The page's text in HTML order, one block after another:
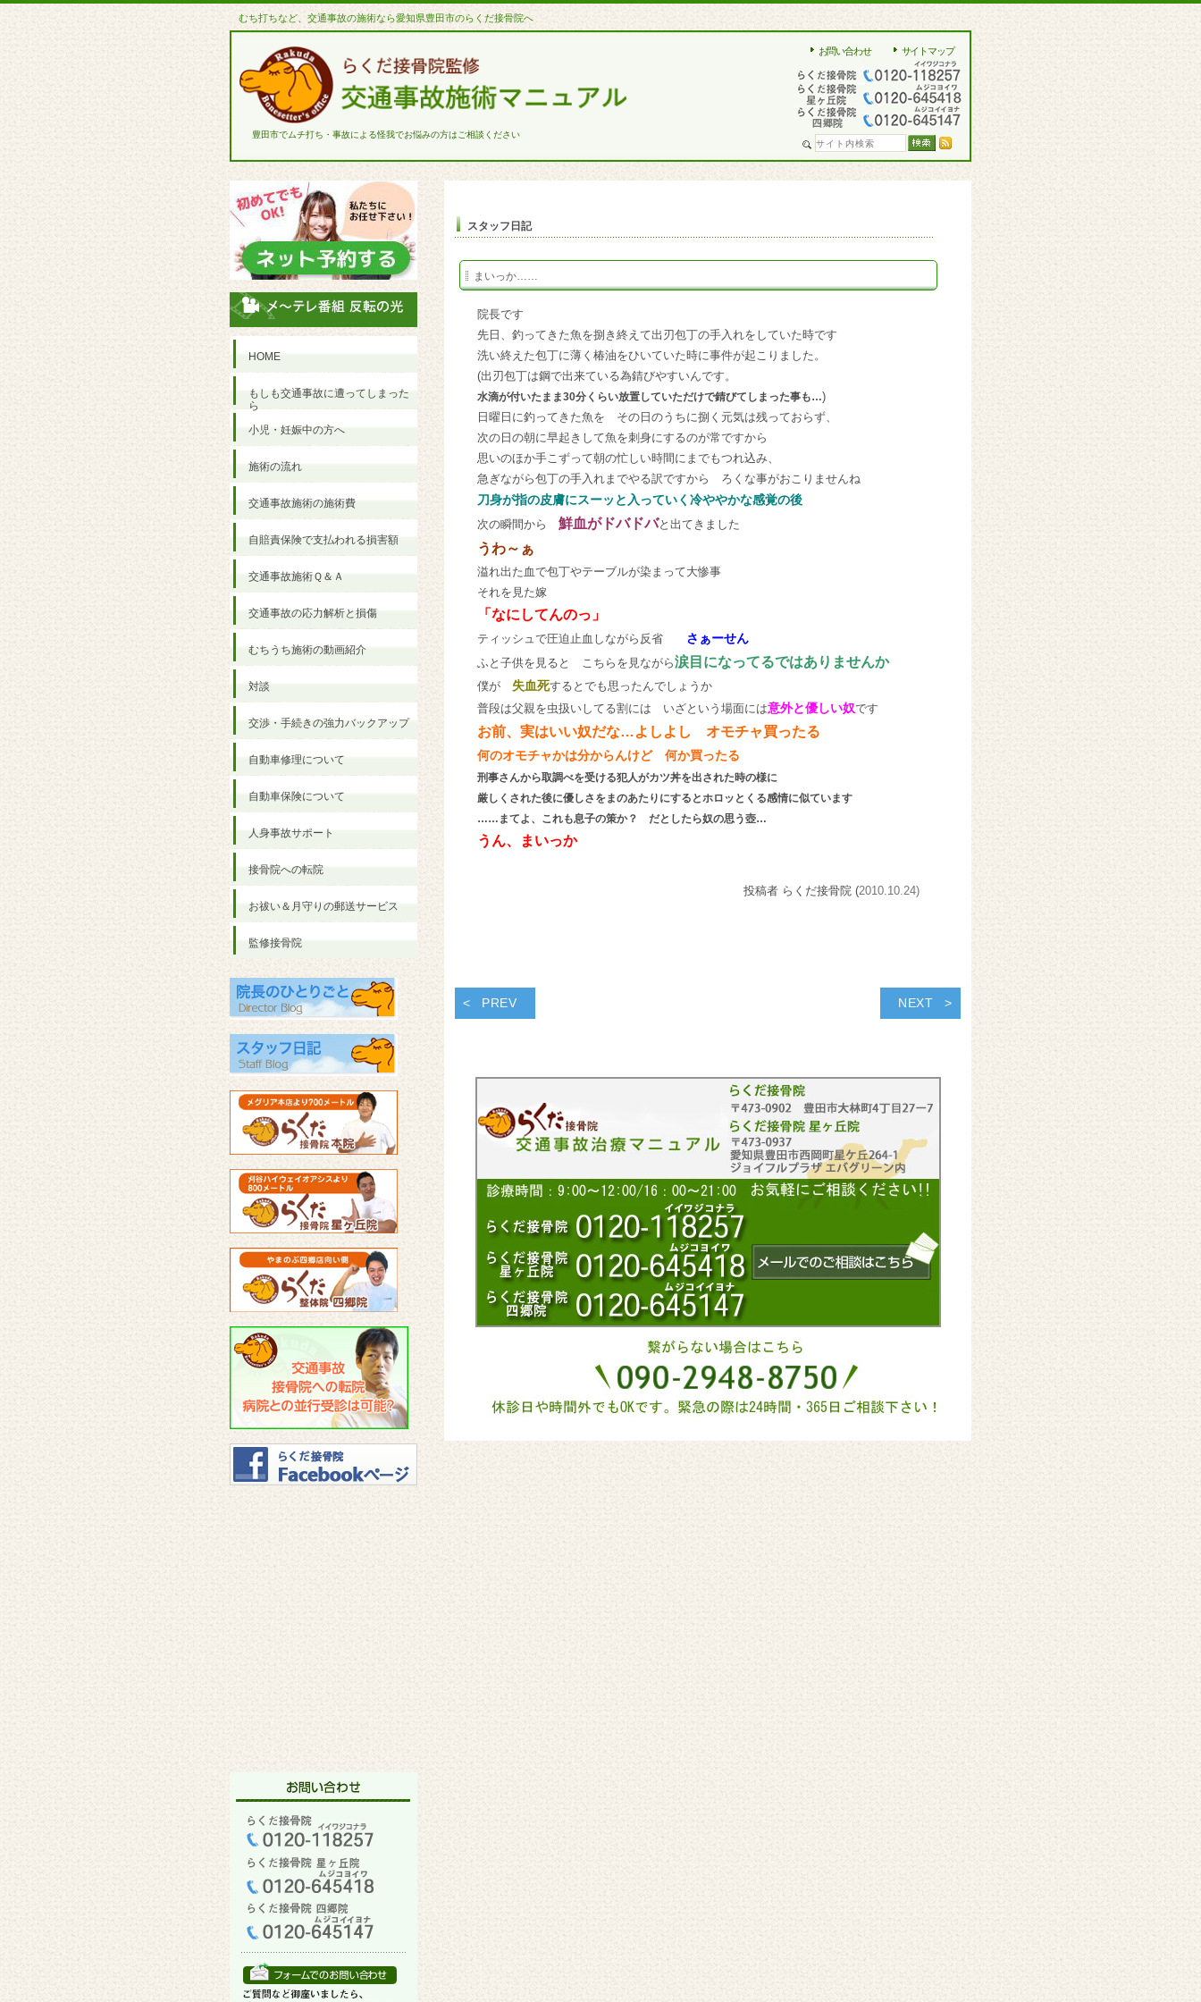
むち打ちなど、交通事故の施術なら愛知県豊田市のらくだ接骨院へ
豊田市でムチ打ち・事故による怪我でお悩みの方はご相談ください
お問い合わせ サイトマップ
スタッフ日記
まいっか……
院長です
先日、釣ってきた魚を捌き終えて出刃包丁の手入れをしていた時です
洗い終えた包丁に薄く椿油をひいていた時に事件が起こりました。
(出刃包丁は鋼で出来ている為錆びやすいんです。
水滴が付いたまま30分くらい放置していただけで錆びてしまった事も…)
日曜日に釣ってきた魚を その日のうちに捌く元気は残っておらず、
次の日の朝に早起きして魚を刺身にするのが常ですから
思いのほか手こずって朝の忙しい時間にまでもつれ込み、
急ぎながら包丁の手入れまでやる訳ですから ろくな事がおこりませんね
刀身が指の皮膚にスーッと入っていく冷ややかな感覚の後
次の瞬間から 鮮血がドバドバと出てきました
うわ～ぁ
溢れ出た血で包丁やテーブルが染まって大惨事
それを見た嫁
「なにしてんのっ」
ティッシュで圧迫止血しながら反省 さぁーせん
ふと子供を見ると こちらを見ながら涙目になってるではありませんか
僕が 失血死するとでも思ったんでしょうか
普段は父親を虫扱いしてる割には いざという場面には意外と優しい奴です
お前、実はいい奴だな…よしよし オモチャ買ったる
何のオモチャかは分からんけど 何か買ったる
刑事さんから取調べを受ける犯人がカツ丼を出された時の様に
厳しくされた後に優しさをまのあたりにするとホロッとくる感情に似ています
……まてよ、これも息子の策か？ だとしたら奴の思う壺…
うん、まいっか
投稿者 らくだ接骨院 (2010.10.24)
PREV NEXT
HOME
もしも交通事故に遭ってしまった
ら
小児・妊娠中の方へ
施術の流れ
交通事故施術の施術費
自賠責保険で支払われる損害額
交通事故施術Ｑ＆Ａ
交通事故の応力解析と損傷
むちうち施術の動画紹介
対談
交渉・手続きの強力バックアップ
自動車修理について
自動車保険について
人身事故サポート
接骨院への転院
お祓い＆月守りの郵送サービス
監修接骨院